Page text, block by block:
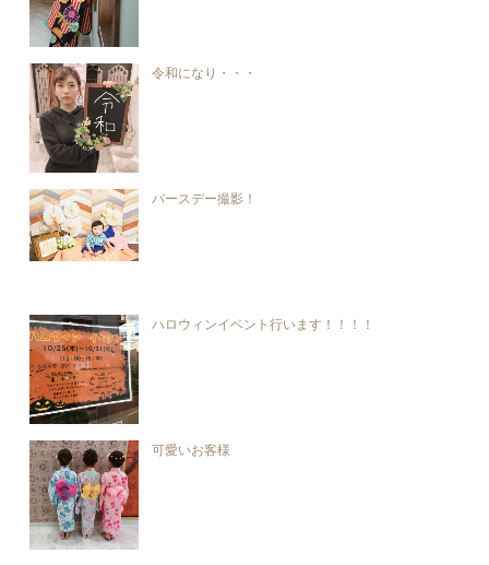
令和になり・・・
バースデー撮影！
ハロウィンイベント行います！！！！
可愛いお客様